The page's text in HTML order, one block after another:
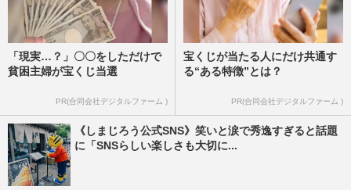
「現実…？」〇〇をしただけで
貧困主婦が宝くじ当選
PR(合同会社デジタルファーム )
宝くじが当たる人にだけ共通す
る“ある特徴”とは？
PR(合同会社デジタルファーム )
《しまじろう公式SNS》笑いと涙で秀逸すぎると話題
に「SNSらしい楽しさも大切に...